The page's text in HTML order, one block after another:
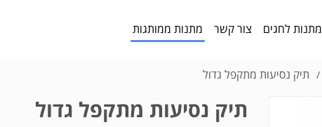
מתנות לחגים צור קשר מתנות ממותגות
/ תיק נסיעות מתקפל גדול
תיק נסיעות מתקפל גדול